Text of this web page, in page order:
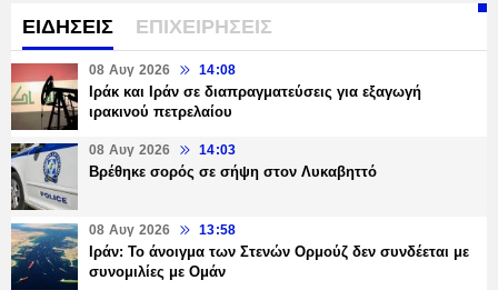
ΕΙΔΗΣΕΙΣ ΕΠΙΧΕΙΡΗΣΕΙΣ
08 Αυγ 2026 14:08
Ιράκ και Ιράν σε διαπραγματεύσεις για εξαγωγή
ιρακινού πετρελαίου
08 Αυγ 2026 14:03
Βρέθηκε σορός σε σήψη στον Λυκαβηττό
08 Αυγ 2026 13:58
Ιράν: Το άνοιγμα των Στενών Ορμούζ δεν συνδέεται με
συνομιλίες με Ομάν